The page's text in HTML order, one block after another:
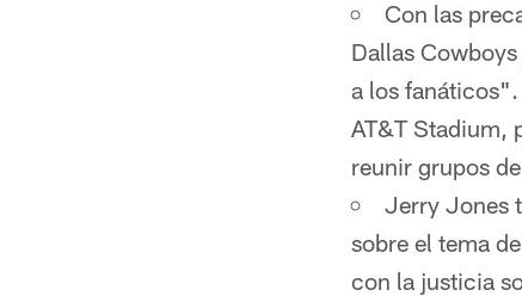
Con las
Dallas
a los
AT&T Stadium,
reunir grupos
Jerry Jones
sobre el tema
con la justicia